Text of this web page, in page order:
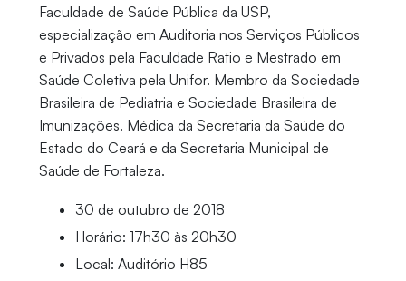
Faculdade de Saúde Pública da USP,
especialização em Auditoria nos Serviços Públicos
e Privados pela Faculdade Ratio e Mestrado em
Saúde Coletiva pela Unifor. Membro da Sociedade
Brasileira de Pediatria e Sociedade Brasileira de
Imunizações. Médica da Secretaria da Saúde do
Estado do Ceará e da Secretaria Municipal de
Saúde de Fortaleza.
30 de outubro de 2018
Horário: 17h30 às 20h30
Local: Auditório H85